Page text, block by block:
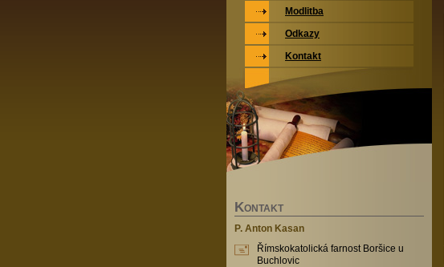
Modlitba
Odkazy
Kontakt
KONTAKT
P. Anton Kasan
Římskokatolická farnost Boršice u
Buchlovic